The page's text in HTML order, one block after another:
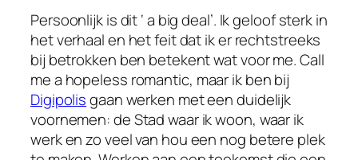
Persoonlijk is dit ‘ a big deal’. Ik geloof sterk in
het verhaal en het feit dat ik er rechtstreeks
bij betrokken ben betekent wat voor me.Call
me a hopeless romantic, maar ik ben bij
Digipolisgaan werken met een duidelijk
voornemen: de Stad waar ik woon, waar ik
werk en zo veel van hou een nog betere plek